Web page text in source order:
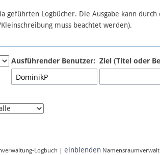
Logbücher. Die Ausgabe kann durch
muss beachtet werden).
Ausführender Benutzer: Ziel (Titel oder
Logbuch | einblenden